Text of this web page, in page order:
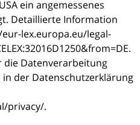
ein angemessenes
Detaillierte Information
lex.europa.eu/legal-
Datenverarbeitung
der Datenschutzerklärung
privacy/.